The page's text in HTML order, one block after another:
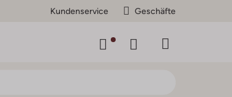
Kundenservice Geschäfte